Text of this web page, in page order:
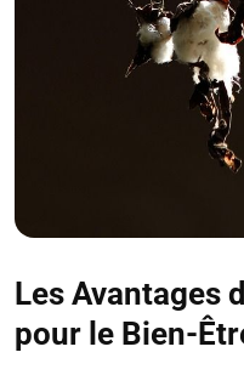
Les Avantages
pour le Bien-